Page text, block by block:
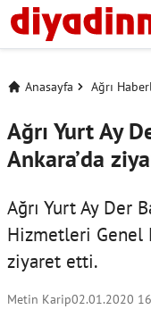
Anasayfa Ağrı
Ağrı Yurt Ay
Ankara’da
Ağrı Yurt Ay Der
Hizmetleri Genel
ziyaret etti.
Metin Karip02.01.2020